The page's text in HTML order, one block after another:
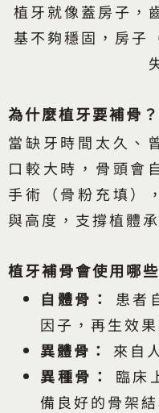
植牙就像蓋房子，
基不夠穩固，房子
為什麼植牙要補骨？
當缺牙時間太久、
口較大時，骨頭會
手術（骨粉充填）
與高度，支撐植體
植牙補骨會使用哪
自體骨：
患者
因子，再生效果
異體骨：
來自
異種骨：
臨床
備良好的骨架